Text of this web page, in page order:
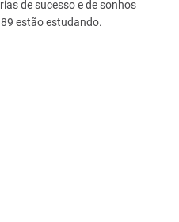
de sucesso e de sonhos
estão estudando.